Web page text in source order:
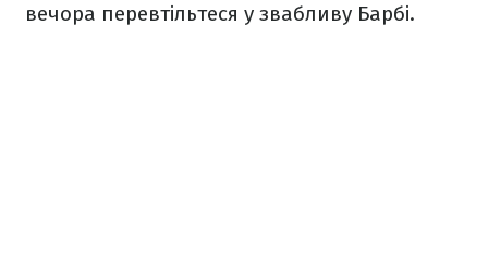
вечора перевтільтеся у звабливу Барбі.